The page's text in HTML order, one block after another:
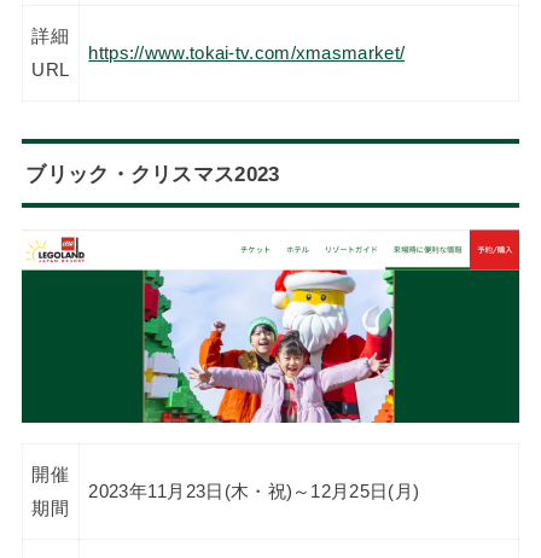
詳細
URL
https://www.tokai-tv.com/xmasmarket/
ブリック・クリスマス2023
開催
期間
2023年11月23日(木・祝)～12月25日(月)